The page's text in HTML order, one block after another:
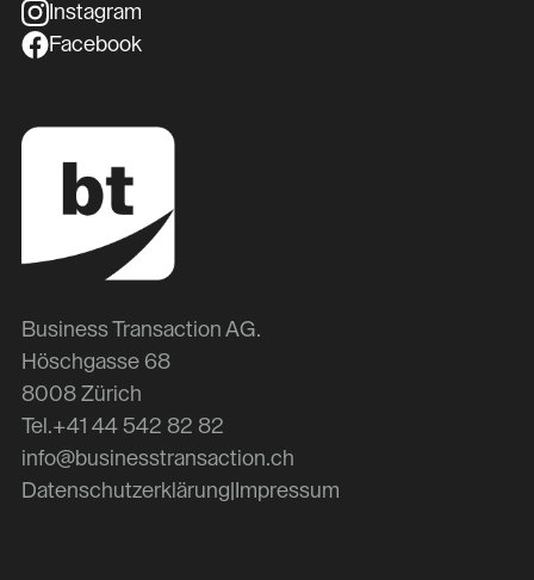
Instagram
Facebook
Business Transaction AG.
Höschgasse 68
8008 Zürich
Tel.+41 44 542 82 82
info@businesstransaction.ch
Datenschutzerklärung Impressum